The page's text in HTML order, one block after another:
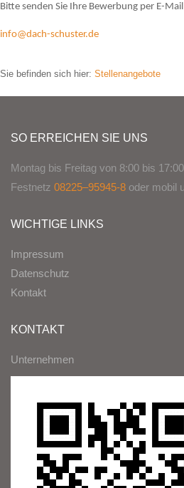
Bitte senden Sie Ihre Bewerbung per E-
info@dach-schuster.de
Sie befinden sich hier: Stellenangebote
SO ERREICHEN SIE UNS
Montag bis Freitag von 8:00 bis
Festnetz 08225–95945-8 oder mobil
WICHTIGE LINKS
Impressum
Datenschutz
Kontakt
KONTAKT
Unternehmen